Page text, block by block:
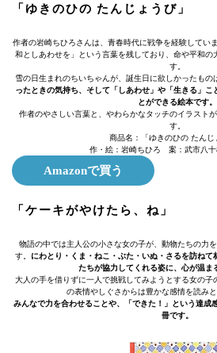
「ゆきのひの たんじょうび」
作者の岩崎ちひろさんは、青春時代に戦争を経験してい
和としあわせを」という言葉を残しており、命や平和
す。
雪の日生まれのちいちゃんが、誕生日に欲しかったもの
ったときの気持ち、そして「しあわせ」や「生きる」こ
とができる絵本です。
作者のやさしい言葉と、やわらかなタッチのイラスト
す。
商品名：「ゆきのひの たんじ
作・絵：岩崎ちひろ 案：武市八
Amazonで買う
「ケーキがやけたら、ね」
物語の中では主人公の小さな女の子が、動物たちの力
す。 にわとり・くま・ねこ・ぶた・いぬ・さるを訪ね
たちが協力してくれる姿に、心が温ま
大人の手を借りずに一人で挑戦してみようとする女の子
の表情やしぐさからは豊かな感情を読みと
みんなで力を合わせることや、「できた！」という達成
冊です。